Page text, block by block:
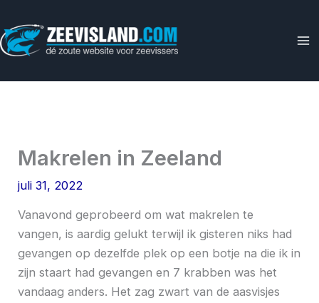
naar
de
Makrelen in Zeeland
juli 31, 2022
Vanavond geprobeerd om wat makrelen te
vangen, is aardig gelukt terwijl ik gisteren niks had
gevangen op dezelfde plek op een botje na die ik in
zijn staart had gevangen en 7 krabben was het
vandaag anders. Het zag zwart van de aasvisjes